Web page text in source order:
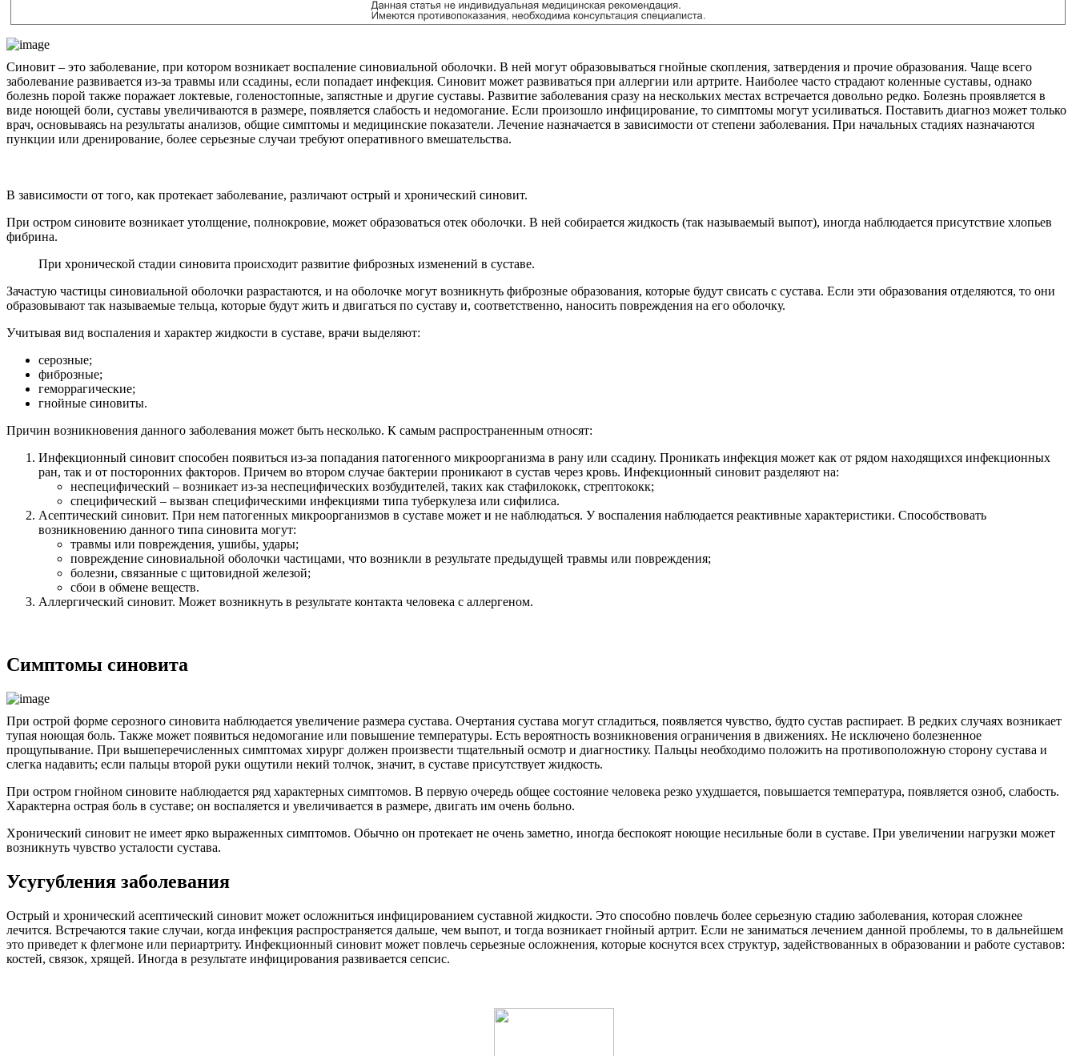
Синовит – это заболевание, при котором возникает воспаление синовиальной оболочки. В ней могут образовываться гнойные скопления, затвердения и прочие образования. Чаще всего
заболевание развивается из-за травмы или ссадины, если попадает инфекция. Синовит может развиваться при аллергии или артрите. Наиболее часто страдают коленные суставы, однако
болезнь порой также поражает локтевые, голеностопные, запястные и другие суставы. Развитие заболевания сразу на нескольких местах встречается довольно редко. Болезнь проявляется в
виде ноющей боли, суставы увеличиваются в размере, появляется слабость и недомогание. Если произошло инфицирование, то симптомы могут усиливаться. Поставить диагноз может только
врач, основываясь на результаты анализов, общие симптомы и медицинские показатели. Лечение назначается в зависимости от степени заболевания. При начальных стадиях назначаются
пункции или дренирование, более серьезные случаи требуют оперативного вмешательства.
В зависимости от того, как протекает заболевание, различают острый и хронический синовит.
При остром синовите возникает утолщение, полнокровие, может образоваться отек оболочки. В ней собирается жидкость (так называемый выпот), иногда наблюдается присутствие хлопьев
фибрина.
При хронической стадии синовита происходит развитие фиброзных изменений в суставе.
Зачастую частицы синовиальной оболочки разрастаются, и на оболочке могут возникнуть фиброзные образования, которые будут свисать с сустава. Если эти образования отделяются, то они
образовывают так называемые тельца, которые будут жить и двигаться по суставу и, соответственно, наносить повреждения на его оболочку.
Учитывая вид воспаления и характер жидкости в суставе, врачи выделяют:
серозные;
фиброзные;
геморрагические;
гнойные синовиты.
Причин возникновения данного заболевания может быть несколько. К самым распространенным относят:
Инфекционный синовит способен появиться из-за попадания патогенного микроорганизма в рану или ссадину. Проникать инфекция может как от рядом находящихся инфекционных
ран, так и от посторонних факторов. Причем во втором случае бактерии проникают в сустав через кровь. Инфекционный синовит разделяют на:
неспецифический – возникает из-за неспецифических возбудителей, таких как стафилококк, стрептококк;
специфический – вызван специфическими инфекциями типа туберкулеза или сифилиса.
Асептический синовит. При нем патогенных микроорганизмов в суставе может и не наблюдаться. У воспаления наблюдается реактивные характеристики. Способствовать
возникновению данного типа синовита могут:
травмы или повреждения, ушибы, удары;
повреждение синовиальной оболочки частицами, что возникли в результате предыдущей травмы или повреждения;
болезни, связанные с щитовидной железой;
сбои в обмене веществ.
Аллергический синовит. Может возникнуть в результате контакта человека с аллергеном.
Симптомы синовита
При острой форме серозного синовита наблюдается увеличение размера сустава. Очертания сустава могут сгладиться, появляется чувство, будто сустав распирает. В редких случаях возникает
тупая ноющая боль. Также может появиться недомогание или повышение температуры. Есть вероятность возникновения ограничения в движениях. Не исключено болезненное
прощупывание. При вышеперечисленных симптомах хирург должен произвести тщательный осмотр и диагностику. Пальцы необходимо положить на противоположную сторону сустава и
слегка надавить; если пальцы второй руки ощутили некий толчок, значит, в суставе присутствует жидкость.
При остром гнойном синовите наблюдается ряд характерных симптомов. В первую очередь общее состояние человека резко ухудшается, повышается температура, появляется озноб, слабость.
Характерна острая боль в суставе; он воспаляется и увеличивается в размере, двигать им очень больно.
Хронический синовит не имеет ярко выраженных симптомов. Обычно он протекает не очень заметно, иногда беспокоят ноющие несильные боли в суставе. При увеличении нагрузки может
возникнуть чувство усталости сустава.
Усугубления заболевания
Острый и хронический асептический синовит может осложниться инфицированием суставной жидкости. Это способно повлечь более серьезную стадию заболевания, которая сложнее
лечится. Встречаются такие случаи, когда инфекция распространяется дальше, чем выпот, и тогда возникает гнойный артрит. Если не заниматься лечением данной проблемы, то в дальнейшем
это приведет к флегмоне или периартриту. Инфекционный синовит может повлечь серьезные осложнения, которые коснутся всех структур, задействованных в образовании и работе суставов:
костей, связок, хрящей. Иногда в результате инфицирования развивается сепсис.